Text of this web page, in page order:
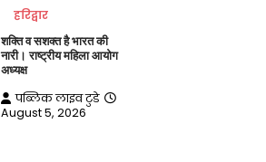
हरिद्वार
शक्ति व सशक्त है भारत की
नारी। राष्ट्रीय महिला आयोग
अध्यक्ष
पब्लिक लाइव टुडे
August 5, 2026